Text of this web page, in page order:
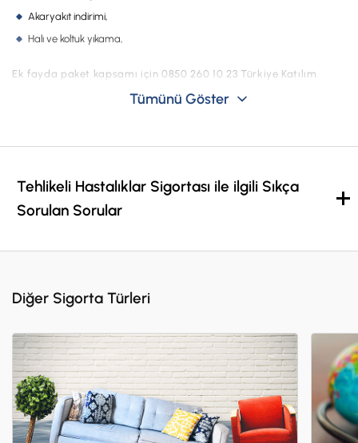
Akaryakıt indirimi,
Halı ve koltuk yıkama,
Ek fayda paket kapsamı için 0850 260 10 23 Türkiye Katılım
Tümünü Göster
Tehlikeli Hastalıklar Sigortası ile ilgili Sıkça
Sorulan Sorular
Diğer Sigorta Türleri